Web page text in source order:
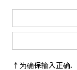
↑为确保输入正确